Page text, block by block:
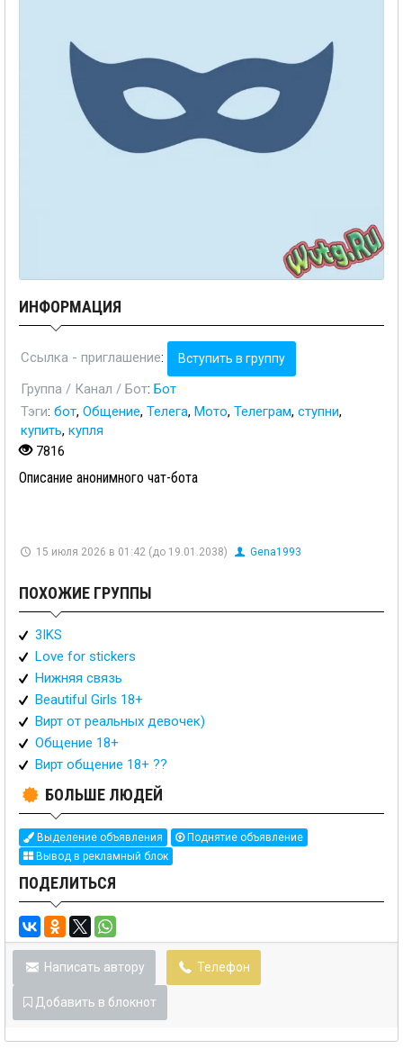
ИНФОРМАЦИЯ
Ссылка - приглашение: Вступить в группу
Группа / Канал / Бот: Бот
Тэги: бот, Общение, Телега, Мото, Телеграм, ступни,
купить, купля
7816
Описание анонимного чат-бота
15 июля 2026 в 01:42 (до 19.01.2038) Gena1993
ПОХОЖИЕ ГРУППЫ
3IKS
Love for stickers
Нижняя связь
Beautiful Girls 18+
Вирт от реальных девочек)
Общение 18+
Вирт общение 18+ ??
БОЛЬШЕ ЛЮДЕЙ
Выделение объявления
Поднятие объявление
Вывод в рекламный блок
ПОДЕЛИТЬСЯ
Написать автору Телефон
Добавить в блокнот